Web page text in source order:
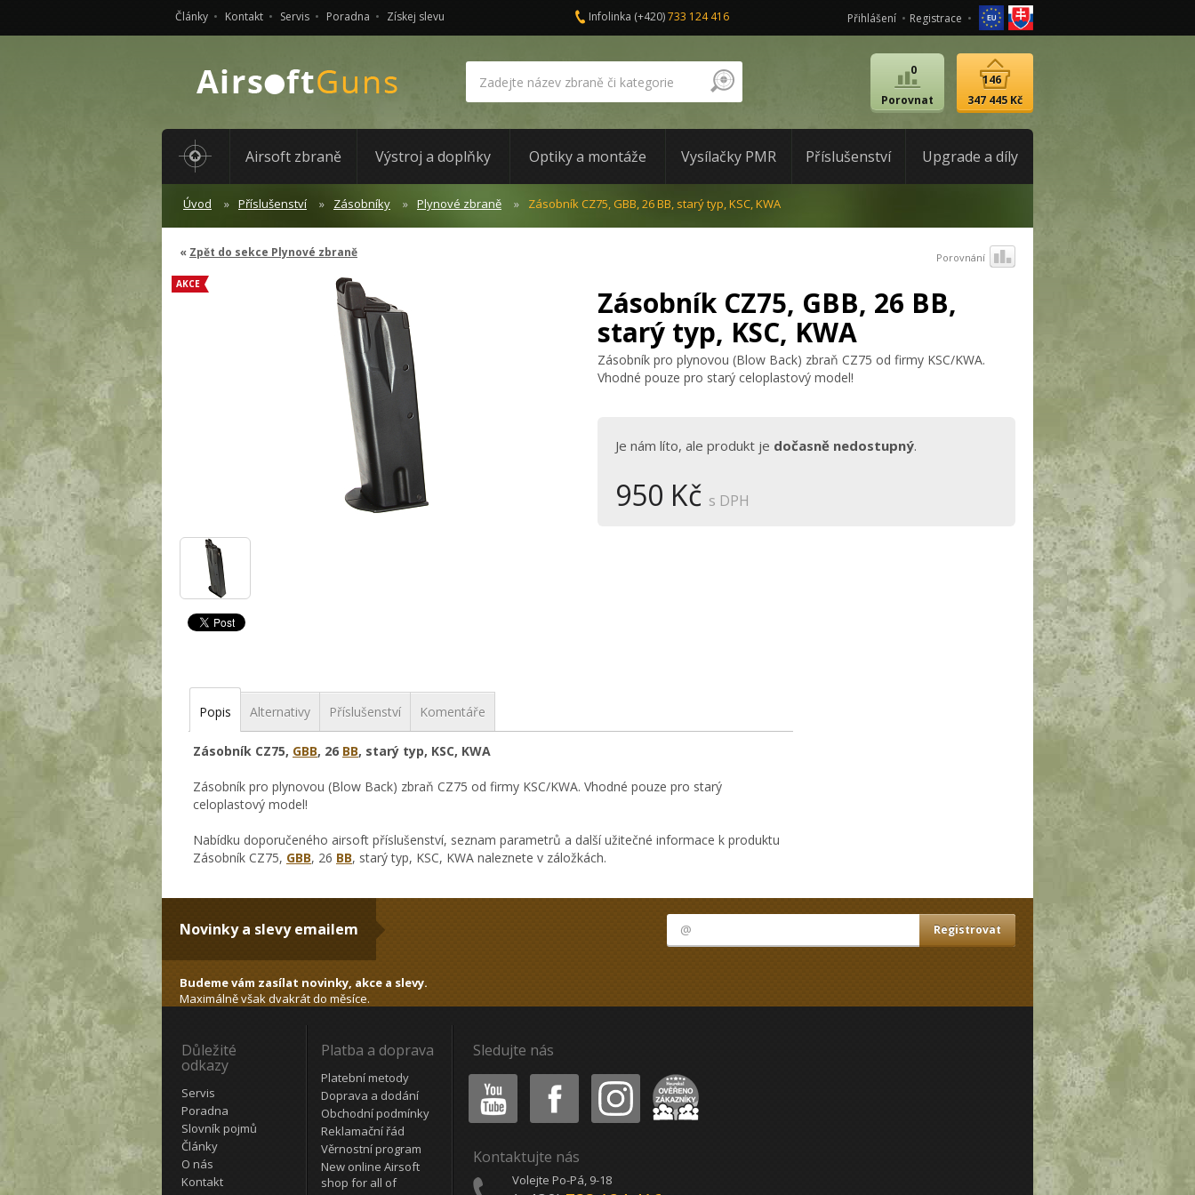
Články Kontakt Servis Poradna Získej slevu Infolinka (+420)733 124 416 Přihlášení Registrace
Porovnat
0
347 445 Kč
146
Airsoft zbraně Výstroj a doplňky Optiky a montáže Vysílačky PMR Příslušenství Upgrade a díly
Úvod Příslušenství Zásobníky Plynové zbraně Zásobník CZ75, GBB, 26 BB, starý typ, KSC, KWA
Zpět do sekce Plynové zbraně Porovnání
AKCE
Zásobník CZ75, GBB, 26 BB,
starý typ, KSC, KWA
Zásobník pro plynovou (Blow Back) zbraň CZ75 od firmy KSC/KWA.
Vhodné pouze pro starý celoplastový model!
Je nám líto, ale produkt je dočasně nedostupný.
950 Kč s DPH
Popis Alternativy Příslušenství Komentáře
Zásobník CZ75, GBB, 26 BB, starý typ, KSC, KWA
Zásobník pro plynovou (Blow Back) zbraň CZ75 od firmy KSC/KWA. Vhodné pouze pro starý
celoplastový model!
Nabídku doporučeného airsoft příslušenství, seznam parametrů a další užitečné informace k produktu
Zásobník CZ75, GBB, 26 BB, starý typ, KSC, KWA naleznete v záložkách.
Novinky a slevy emailem
Budeme vám zasílat novinky, akce a slevy.
Maximálně však dvakrát do měsíce.
Důležité
odkazy
Servis
Poradna
Slovník pojmů
Články
O nás
Kontakt
Platba a doprava
Platební metody
Doprava a dodání
Obchodní podmínky
Reklamační řád
Věrnostní program
New online Airsoft
shop for all of
Sledujte nás
Youtube Facebook Instagram Heureka
Kontaktujte nás
Volejte Po-Pá, 9-18